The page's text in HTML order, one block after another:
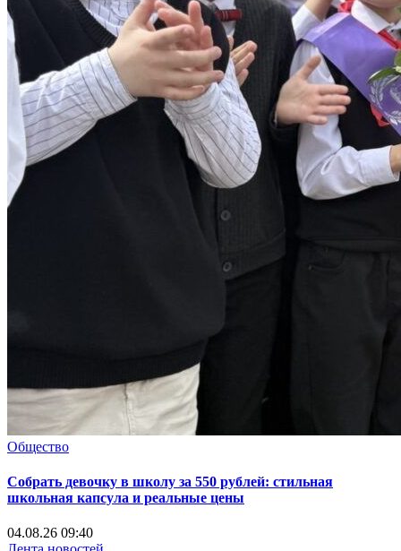
Общество
Собрать девочку в школу за 550 рублей: стильная
школьная капсула и реальные цены
04.08.26 09:40